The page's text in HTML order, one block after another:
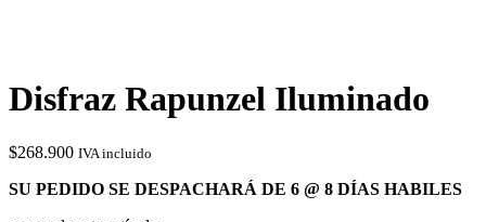
Disfraz Rapunzel Iluminado
$268.900 IVA incluido
SU PEDIDO SE DESPACHARÁ DE 6 @ 8 DÍAS HABILES